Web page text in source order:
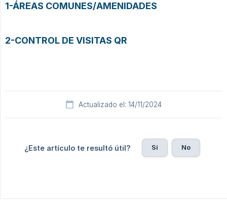
1-ÁREAS COMUNES/AMENIDADES
2-CONTROL DE VISITAS QR
Actualizado el: 14/11/2024
¿Este artículo te resultó útil? Sí No